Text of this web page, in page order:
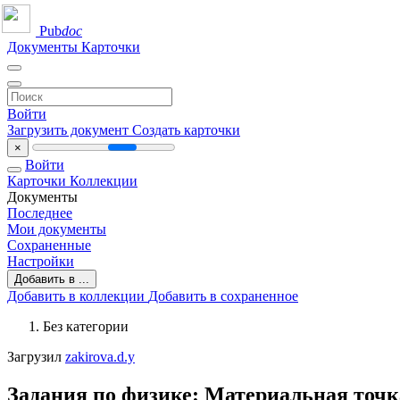
Pubdoc
Документы Карточки
Войти
Загрузить документ Создать карточки
×
Войти
Карточки Коллекции
Документы
Последнее
Мои документы
Сохраненные
Настройки
Добавить в ...
Добавить в коллекции Добавить в сохраненное
Без категории
Загрузил zakirova.d.y
Задания по физике: Материальная